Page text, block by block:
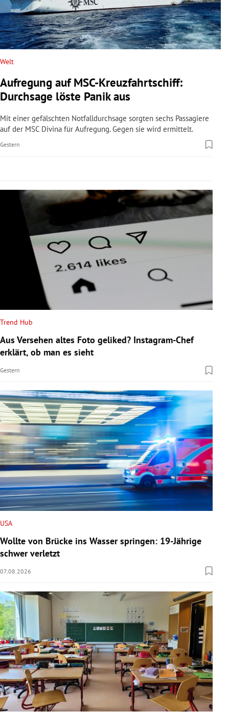
Untermenü
Untermenü
Untermenü
Untermenü
Untermenü
Untermenü
Welt
Aufregung auf MSC-Kreuzfahrtschiff:
Durchsage löste Panik aus
Mit einer gefälschten Notfalldurchsage sorgten sechs Passagiere
auf der MSC Divina für Aufregung. Gegen sie wird ermittelt.
Gestern
Trend Hub
Aus Versehen altes Foto geliked? Instagram-Chef
erklärt, ob man es sieht
Gestern
USA
Wollte von Brücke ins Wasser springen: 19-Jährige
schwer verletzt
07.08.2026